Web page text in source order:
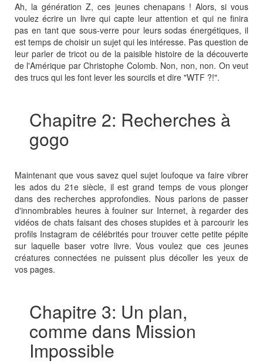
Ah, la génération Z, ces jeunes chenapans ! Alors, si vous
voulez écrire un livre qui capte leur attention et qui ne finira
pas en tant que sous-verre pour leurs sodas énergétiques, il
est temps de choisir un sujet qui les intéresse. Pas question de
leur parler de tricot ou de la paisible histoire de la découverte
de l'Amérique par Christophe Colomb. Non, non, non. On veut
des trucs qui les font lever les sourcils et dire "WTF ?!".
Chapitre 2: Recherches à
gogo
Maintenant que vous savez quel sujet loufoque va faire vibrer
les ados du 21e siècle, il est grand temps de vous plonger
dans des recherches approfondies. Nous parlons de passer
d'innombrables heures à fouiner sur Internet, à regarder des
vidéos de chats faisant des choses stupides et à parcourir les
profils Instagram de célébrités pour trouver cette petite pépite
sur laquelle baser votre livre. Vous voulez que ces jeunes
créatures connectées ne puissent plus décoller les yeux de
vos pages.
Chapitre 3: Un plan,
comme dans Mission
Impossible